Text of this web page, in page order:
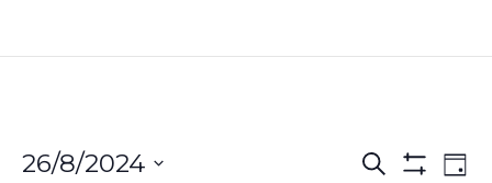
Procurar Dia
26/8/2024